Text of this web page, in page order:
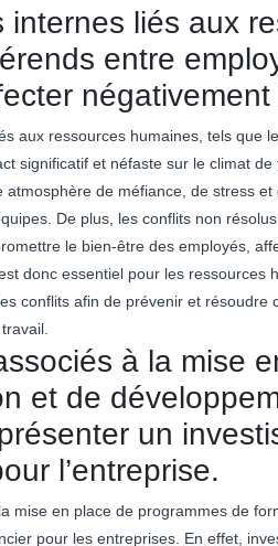
internes liés aux
entre
aux ressources humaines, tels que
significatif et néfaste sur le climat
atmosphère de méfiance, de stress
De plus, les conflits non
le bien-être des employés,
donc essentiel pour les
conflits afin de prévenir et résoudre
à la mise
et de
un
l’entreprise.
mise en place de programmes de
pour les entreprises. En effet,